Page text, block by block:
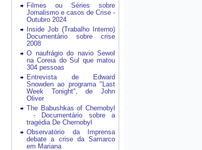
Filmes ou Séries sobre
Jornalismo e casos de Crise -
Outubro 2024
Inside Job (Trabalho Interno)
Documentário sobre crise
2008
O naufrágio do navio Sewol
na Coreia do Sul que matou
304 pessoas
Entrevista de Edward
Snowden ao programa "Last
Week Tonight", de John
Oliver
The Babushkas of Chernobyl
- Documentário sobre a
tragédia De Chernobyl
Observatório da Imprensa
debate a crise da Samarco
em Mariana